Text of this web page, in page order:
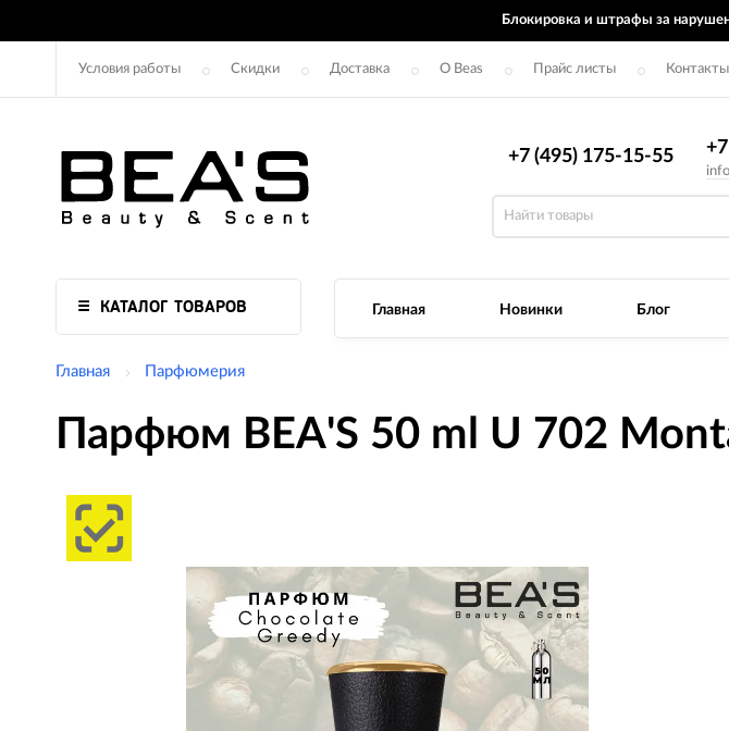
Блокировка и штрафы за
Условия работы Скидки Доставка О Beas Прайс листы Контакты
+7 (495) 175-15-55
КАТАЛОГ ТОВАРОВ Главная Новинки Блог
Главная Парфюмерия
Парфюм BEA'S 50 ml U 702
Изображения
товаров